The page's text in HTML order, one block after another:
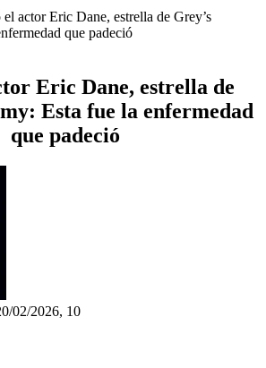
actor Eric Dane, estrella de Grey’s
que padeció
Eric Dane, estrella de
Esta fue la enfermedad
que padeció
02/2026, 10